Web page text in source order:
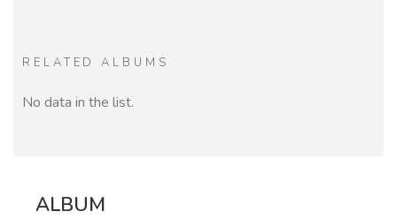
RELATED ALBUMS
No data in the list.
ALBUM